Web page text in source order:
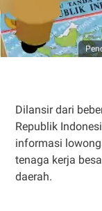
Dilansir dari
Republik
informasi
tenaga kerja
daerah.